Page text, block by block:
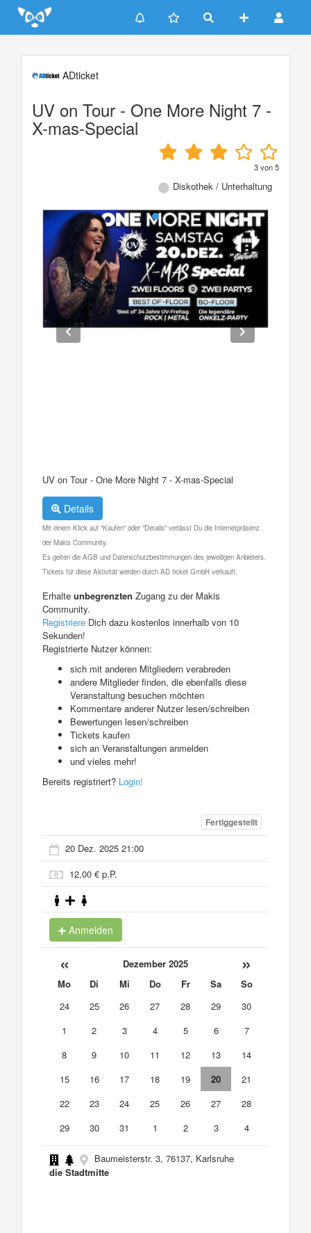
Update cookies preferences
ADticket
UV on Tour - One More Night 7 -
X-mas-Special
3von5
Diskothek / Unterhaltung
UV on Tour - One More Night 7 - X-mas-Special
Details
Mit einem Klick auf "Kaufen" oder "Details" verlässt Du die Internetpräsenz
der Makis Community.
Es gelten die AGB und Datenschutzbestimmungen des jeweiligen Anbieters.
Tickets für diese Aktivität werden durch AD ticket GmbH verkauft.
Erhalte unbegrenzten Zugang zu der Makis
Community.
Registriere Dich dazu kostenlos innerhalb von 10
Sekunden!
Registrierte Nutzer können:
sich mit anderen Mitgliedern verabreden
andere Mitglieder finden, die ebenfalls diese
Veranstaltung besuchen möchten
Kommentare anderer Nutzer lesen/schreiben
Bewertungen lesen/schreiben
Tickets kaufen
sich an Veranstaltungen anmelden
und vieles mehr!
Bereits registriert? Login!
Fertiggestellt
20 Dez. 2025 21:00
12,00 € p.P.
Anmelden
« Dezember 2025 »
Mo Di Mi Do Fr Sa
So
24
25 26 27 28 29
30
1
2 3 4 5 6
7
8
9 10 11 12 13
14
15
16 17 18 19 20
21
22
23 24 25 26 27
28
29
30 31 1 2 3 4
Baumeisterstr. 3, 76137, Karlsruhe
die Stadtmitte